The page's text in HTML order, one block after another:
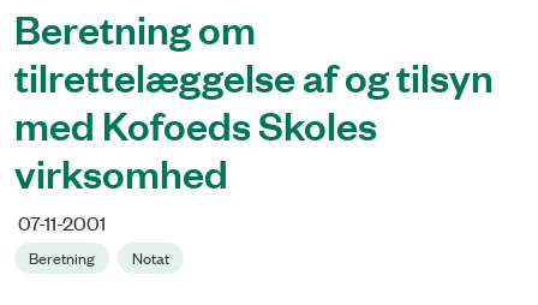
Beretning om
tilrettelæggelse af og tilsyn
med Kofoeds Skoles
virksomhed
07-11-2001
Beretning Notat